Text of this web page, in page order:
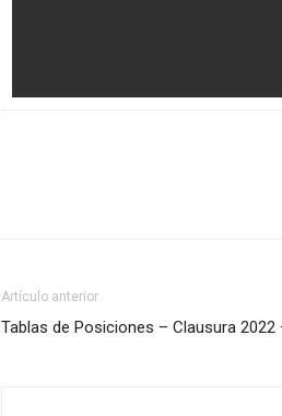
Artículo anterior
Tablas de Posiciones – Clausura 2022